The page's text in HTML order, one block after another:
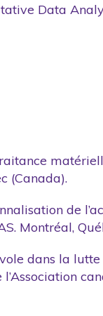
Data
(Canada).
de
Montréal,
dans la